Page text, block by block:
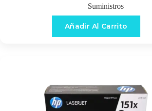
Suministros
Añadir Al Carrito